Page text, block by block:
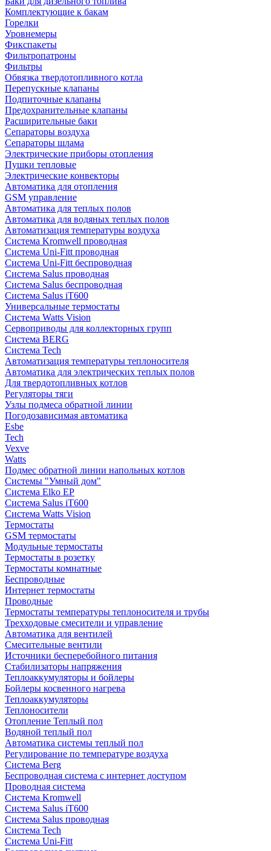
Комплектующие к бакам
Горелки
Уровнемеры
Фикспакеты
Фильтропатроны
Фильтры
Обвязка твердотопливного котла
Перепускные клапаны
Подпиточные клапаны
Предохранительные клапаны
Расширительные баки
Сепараторы воздуха
Сепараторы шлама
Электрические приборы отопления
Пушки тепловые
Электрические конвекторы
Автоматика для отопления
GSM управление
Автоматика для теплых полов
Автоматика для водяных теплых полов
Автоматизация температуры воздуха
Система Kromwell проводная
Система Uni-Fitt проводная
Система Uni-Fitt беспроводная
Система Salus проводная
Система Salus беспроводная
Система Salus iT600
Универсальные термостаты
Система Watts Vision
Сервоприводы для коллекторных групп
Система BERG
Система Tech
Автоматизация температуры теплоносителя
Автоматика для электрических теплых полов
Для твердотопливных котлов
Регуляторы тяги
Узлы подмеса обратной линии
Погодозависимая автоматика
Esbe
Tech
Vexve
Watts
Подмес обратной линии напольных котлов
Системы "Умный дом"
Система Elko EP
Система Salus iT600
Система Watts Vision
Термостаты
GSM термостаты
Модульные термостаты
Термостаты в розетку
Термостаты комнатные
Беспроводные
Интернет термостаты
Проводные
Термостаты температуры теплоносителя и трубы
Трехходовые смесители и управление
Автоматика для вентилей
Смесительные вентили
Источники бесперебойного питания
Стабилизаторы напряжения
Теплоаккумуляторы и бойлеры
Бойлеры косвенного нагрева
Теплоаккумуляторы
Теплоносители
Отопление Теплый пол
Водяной теплый пол
Автоматика системы теплый пол
Регулирование по температуре воздуха
Система Berg
Беспроводная система с интернет доступом
Проводная система
Система Kromwell
Система Salus iT600
Система Salus проводная
Система Tech
Система Uni-Fitt